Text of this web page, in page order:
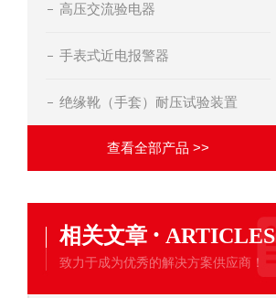
高压交流验电器
手表式近电报警器
绝缘靴（手套）耐压试验装置
查看全部产品 >>
相关文章 · ARTICLES
致力于成为优秀的解决方案供应商！